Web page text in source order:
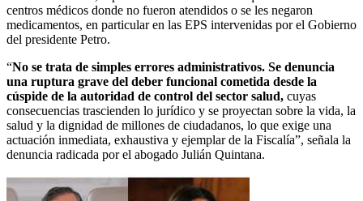
centros médicos donde no fueron atendidos o se les negaron
medicamentos, en particular en las EPS intervenidas por el Gobierno
del presidente Petro.
“No se trata de simples errores administrativos. Se denuncia
una ruptura grave del deber funcional cometida desde la
cúspide de la autoridad de control del sector salud, cuyas
consecuencias trascienden lo jurídico y se proyectan sobre la vida, la
salud y la dignidad de millones de ciudadanos, lo que exige una
actuación inmediata, exhaustiva y ejemplar de la Fiscalía”, señala la
denuncia radicada por el abogado Julián Quintana.